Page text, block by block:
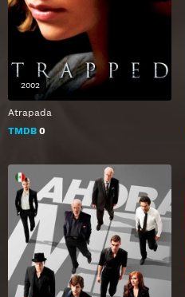
Atrapada
TMDB 0
2002